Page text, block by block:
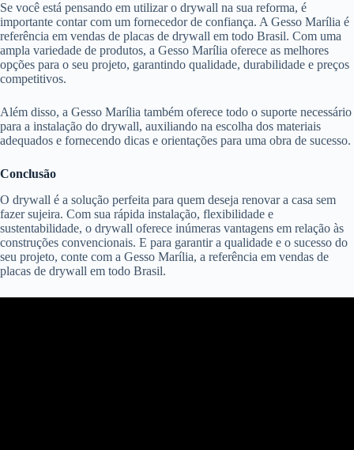
Se você está pensando em utilizar o drywall na sua reforma, é
importante contar com um fornecedor de confiança. A Gesso Marília é
referência em vendas de placas de drywall em todo Brasil. Com uma
ampla variedade de produtos, a Gesso Marília oferece as melhores
opções para o seu projeto, garantindo qualidade, durabilidade e preços
competitivos.
Além disso, a Gesso Marília também oferece todo o suporte necessário
para a instalação do drywall, auxiliando na escolha dos materiais
adequados e fornecendo dicas e orientações para uma obra de sucesso.
Conclusão
O drywall é a solução perfeita para quem deseja renovar a casa sem
fazer sujeira. Com sua rápida instalação, flexibilidade e
sustentabilidade, o drywall oferece inúmeras vantagens em relação às
construções convencionais. E para garantir a qualidade e o sucesso do
seu projeto, conte com a Gesso Marília, a referência em vendas de
placas de drywall em todo Brasil.